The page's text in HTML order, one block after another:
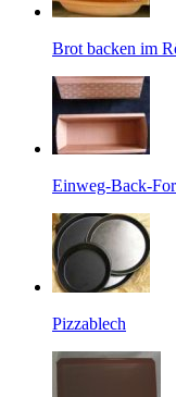
Brot backen im
Einweg-Back-
Pizzablech